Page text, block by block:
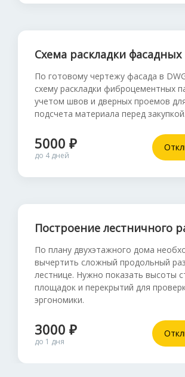
Схема раскладки
По готовому чертежу фасада в
схему раскладки фиброцементных
учетом швов и дверных проемов
подсчета материала перед закупкой.
5000 ₽
до 4 дней
Построение лестничного
По плану двухэтажного дома
вычертить сложный продольный
лестнице. Нужно показать высоты
площадок и перекрытий для
эргономики.
3000 ₽
до 1 дня